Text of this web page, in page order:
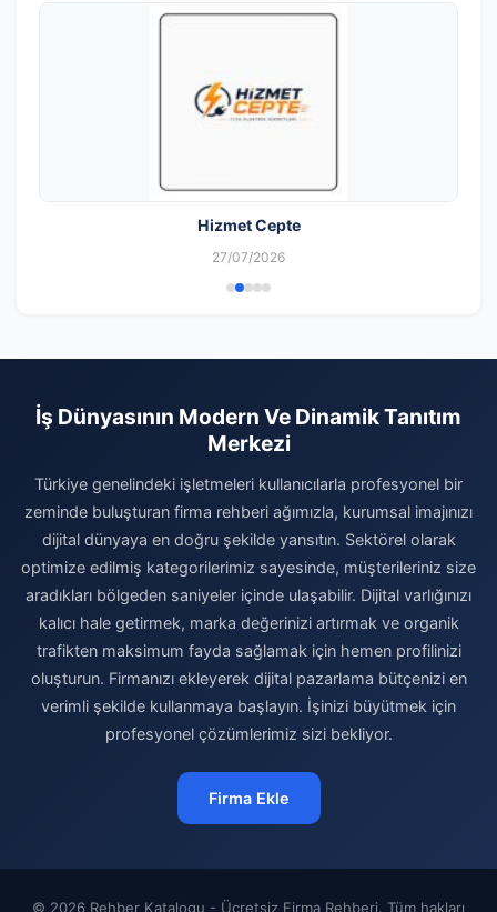
Hizmet Cepte
27/07/2026
İş Dünyasının Modern Ve Dinamik Tanıtım
Merkezi
Türkiye genelindeki işletmeleri kullanıcılarla profesyonel bir
zeminde buluşturan firma rehberi ağımızla, kurumsal imajınızı
dijital dünyaya en doğru şekilde yansıtın. Sektörel olarak
optimize edilmiş kategorilerimiz sayesinde, müşterileriniz size
aradıkları bölgeden saniyeler içinde ulaşabilir. Dijital varlığınızı
kalıcı hale getirmek, marka değerinizi artırmak ve organik
trafikten maksimum fayda sağlamak için hemen profilinizi
oluşturun. Firmanızı ekleyerek dijital pazarlama bütçenizi en
verimli şekilde kullanmaya başlayın. İşinizi büyütmek için
profesyonel çözümlerimiz sizi bekliyor.
Firma Ekle
© 2026 Rehber Katalogu - Ücretsiz Firma Rehberi. Tüm hakları